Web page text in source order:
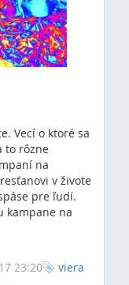
Vecí o ktoré sa
to rôzne
na
v živote
pre ľudí.
kampane na
23:20
viera